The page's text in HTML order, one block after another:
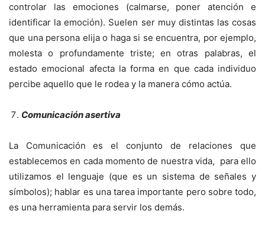
controlar las emociones (calmarse, poner atención e
identificar la emoción). Suelen ser muy distintas las cosas
que una persona elija o haga si se encuentra, por ejemplo,
molesta o profundamente triste; en otras palabras, el
estado emocional afecta la forma en que cada individuo
percibe aquello que le rodea y la manera cómo actúa.
Comunicación asertiva
La Comunicación
es el conjunto de relaciones que
establecemos en cada momento de nuestra vida, para ello
utilizamos el lenguaje (que es un sistema de señales y
símbolos); hablar es una tarea importante pero sobre todo,
es una herramienta para servir los demás.